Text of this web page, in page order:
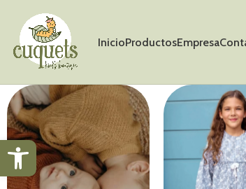
Abrir barra de herramientas
InicioProductosEmpresa